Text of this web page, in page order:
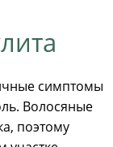
симптомы
Волосяные
поэтому